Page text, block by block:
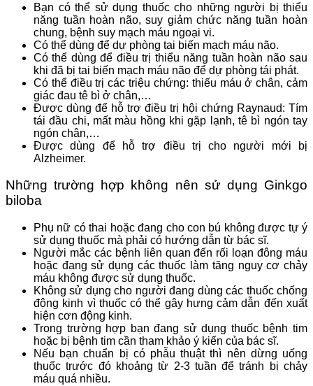
Bạn có thể sử dụng thuốc cho những người bị thiểu
năng tuần hoàn não, suy giảm chức năng tuần hoàn
chung, bệnh suy mạch máu ngoại vi.
Có thể dùng để dự phòng tai biến mạch máu não.
Có thể dùng để điều trị thiểu năng tuần hoàn não sau
khi đã bị tai biến mạch máu não để dự phòng tái phát.
Có thể điều trị các triệu chứng: thiếu máu ở chân, cảm
giác đau tê bì ở chân,…
Được dùng để hỗ trợ điều trị hội chứng Raynaud: Tím
tái đầu chi, mất màu hồng khi gặp lạnh, tê bì ngón tay
ngón chân,…
Được dùng để hỗ trợ điều trị cho người mới bị
Alzheimer.
Những trường hợp không nên sử dụng Ginkgo
biloba
Phụ nữ có thai hoặc đang cho con bú không được tự ý
sử dụng thuốc mà phải có hướng dẫn từ bác sĩ.
Người mắc các bệnh liên quan đến rối loạn đông máu
hoặc đang sử dụng các thuốc làm tăng nguy cơ chảy
máu không được sử dụng thuốc.
Không sử dụng cho người đang dùng các thuốc chống
động kinh vì thuốc có thể gây hưng cảm dẫn đến xuất
hiện cơn động kinh.
Trong trường hợp bạn đang sử dụng thuốc bệnh tim
hoặc bị bệnh tim cần tham khảo ý kiến của bác sĩ.
Nếu bạn chuẩn bị có phẫu thuật thì nên dừng uống
thuốc trước đó khoảng từ 2-3 tuần để tránh bị chảy
máu quá nhiều.